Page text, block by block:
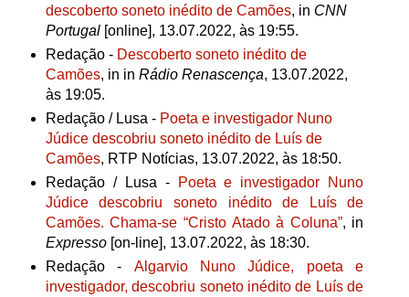
descoberto soneto inédito de Camões, in CNN
Portugal[online], 13.07.2022, às 19:55.
Redação - Descoberto soneto inédito de
Camões, in in Rádio Renascença, 13.07.2022,
às 19:05.
Redação / Lusa - Poeta e investigador Nuno
Júdice descobriu soneto inédito de Luís de
Camões, RTP Notícias, 13.07.2022, às 18:50.
Redação / Lusa -
Poeta e investigador Nuno
Júdice descobriu soneto inédito de Luís de
Camões. Chama-se “Cristo Atado à Coluna”, in
Expresso[on-line], 13.07.2022, às 18:30.
Redação - Algarvio Nuno Júdice, poeta e
investigador, descobriu soneto inédito de Luís de